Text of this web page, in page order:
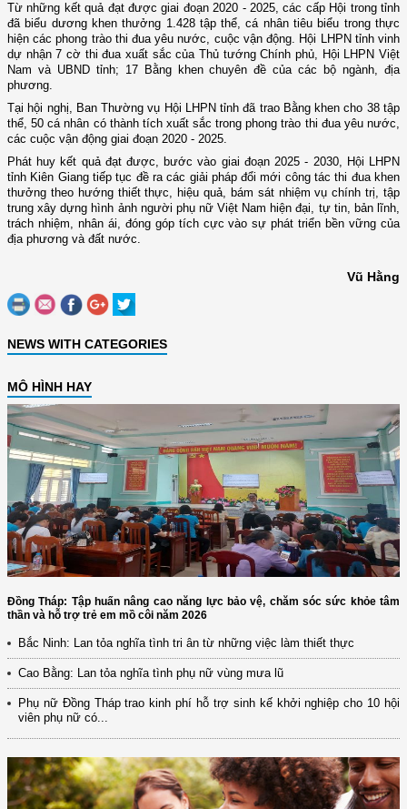
Từ những kết quả đạt được giai đoạn 2020 - 2025, các cấp Hội trong tỉnh
đã biểu dương khen thưởng 1.428 tập thể, cá nhân tiêu biểu trong thực
hiện các phong trào thi đua yêu nước, cuộc vận động. Hội LHPN tỉnh vinh
dự nhận 7 cờ thi đua xuất sắc của Thủ tướng Chính phủ, Hội LHPN Việt
Nam và UBND tỉnh; 17 Bằng khen chuyên đề của các bộ ngành, địa
phương.
Tại hội nghị, Ban Thường vụ Hội LHPN tỉnh đã trao Bằng khen cho 38 tập
thể, 50 cá nhân có thành tích xuất sắc trong phong trào thi đua yêu nước,
các cuộc vận động giai đoạn 2020 - 2025.
Phát huy kết quả đạt được, bước vào giai đoạn 2025 - 2030, Hội LHPN
tỉnh Kiên Giang tiếp tục đề ra các giải pháp đổi mới công tác thi đua khen
thưởng theo hướng thiết thực, hiệu quả, bám sát nhiệm vụ chính trị, tập
trung xây dựng hình ảnh người phụ nữ Việt Nam hiện đại, tự tin, bản lĩnh,
trách nhiệm, nhân ái, đóng góp tích cực vào sự phát triển bền vững của
địa phương và đất nước.
Vũ Hằng
NEWS WITH CATEGORIES
MÔ HÌNH HAY
Đồng Tháp: Tập huấn nâng cao năng lực bảo vệ, chăm sóc sức khỏe tâm
thần và hỗ trợ trẻ em mồ côi năm 2026
Bắc Ninh: Lan tỏa nghĩa tình tri ân từ những việc làm thiết thực
Cao Bằng: Lan tỏa nghĩa tình phụ nữ vùng mưa lũ
Phụ nữ Đồng Tháp trao kinh phí hỗ trợ sinh kế khởi nghiệp cho 10 hội
viên phụ nữ có...